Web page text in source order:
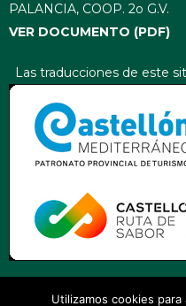
PALANCIA, COOP. 2o G.V.
VER DOCUMENTO (PDF)
Las traducciones de este
Utilizamos cookies